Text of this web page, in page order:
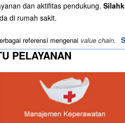
dan aktifitas pendukung.
di rumah sakit.
referensi mengenai value chain.
PELAYANAN